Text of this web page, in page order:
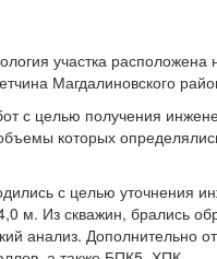
участка
Магдалиновского
с целью получения
которых
с целью уточнения
м. Из скважин, брались
анализ. Дополнительно